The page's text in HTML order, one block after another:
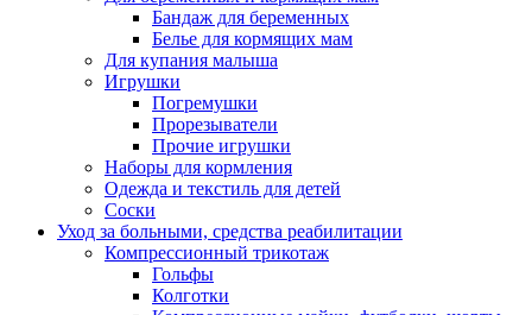
Бандаж для беременных
Белье для кормящих мам
Для купания малыша
Игрушки
Погремушки
Прорезыватели
Прочие игрушки
Наборы для кормления
Одежда и текстиль для детей
Соски
Уход за больными, средства реабилитации
Компрессионный трикотаж
Гольфы
Колготки